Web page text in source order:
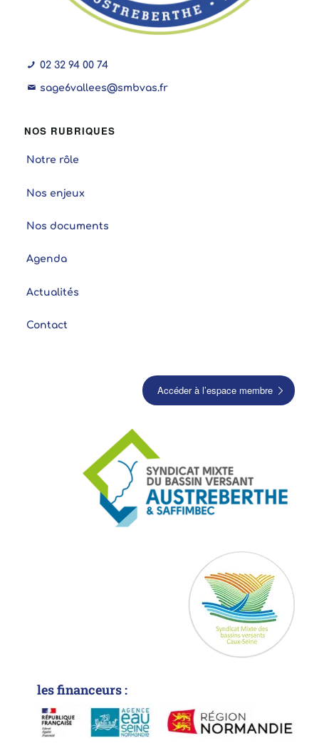
02 32 94 00 74
sage6vallees@smbvas.fr
NOS RUBRIQUES
Notre rôle
Nos enjeux
Nos documents
Agenda
Actualités
Contact
Accéder à l’espace membre